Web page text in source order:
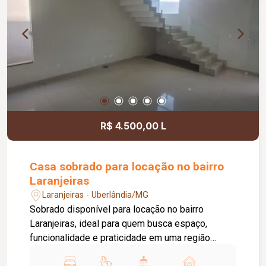
integrada à área de serviço equipada com
cooktop, botijão de gás e máquina de lavar, piso
em porcelanato, pintura nova e aproximadamente
R$ 4.500,00 L
Casa sobrado para locação no bairro
Laranjeiras
Laranjeiras - Uberlândia/MG
Sobrado disponível para locação no bairro
Laranjeiras, ideal para quem busca espaço,
funcionalidade e praticidade em uma região